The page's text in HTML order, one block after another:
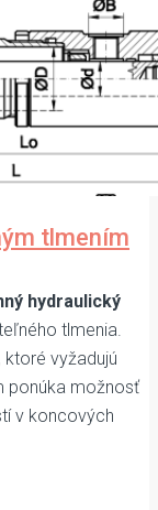
tlmením
hydraulický
tlmenia.
vyžadujú
ponúka možnosť
v koncových